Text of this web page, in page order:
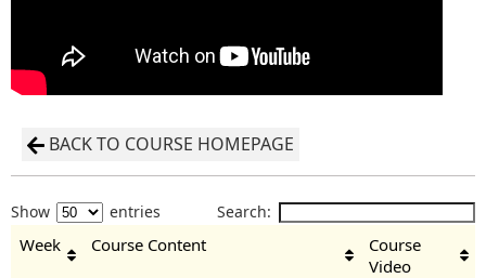
BACK TO COURSE HOMEPAGE
Show entries Search:
Week Course Content
Course
Video